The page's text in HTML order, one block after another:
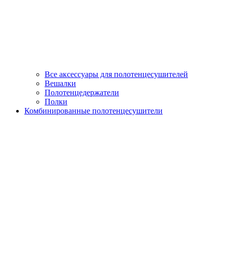
Все аксессуары для полотенцесушителей
Вешалки
Полотенцедержатели
Полки
Комбинированные полотенцесушители